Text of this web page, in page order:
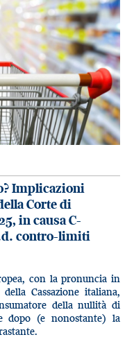
Implicazioni
Corte di
in causa C-
contro-limiti
con la pronuncia in
Cassazione italiana,
della nullità di
dopo (e nonostante) la